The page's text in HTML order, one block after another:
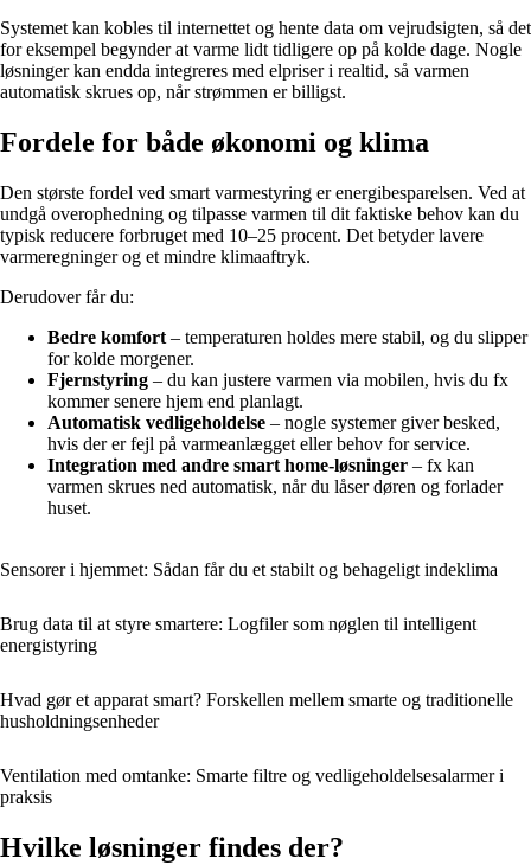
Systemet kan kobles til internettet og hente data om vejrudsigten, så det
for eksempel begynder at varme lidt tidligere op på kolde dage. Nogle
løsninger kan endda integreres med elpriser i realtid, så varmen
automatisk skrues op, når strømmen er billigst.
Fordele for både økonomi og klima
Den største fordel ved smart varmestyring er energibesparelsen. Ved at
undgå overophedning og tilpasse varmen til dit faktiske behov kan du
typisk reducere forbruget med 10–25 procent. Det betyder lavere
varmeregninger og et mindre klimaaftryk.
Derudover får du:
Bedre komfort – temperaturen holdes mere stabil, og du slipper
for kolde morgener.
Fjernstyring – du kan justere varmen via mobilen, hvis du fx
kommer senere hjem end planlagt.
Automatisk vedligeholdelse – nogle systemer giver besked,
hvis der er fejl på varmeanlægget eller behov for service.
Integration med andre smart home-løsninger – fx kan
varmen skrues ned automatisk, når du låser døren og forlader
huset.
Sensorer i hjemmet: Sådan får du et stabilt og behageligt indeklima
Brug data til at styre smartere: Logfiler som nøglen til intelligent
energistyring
Hvad gør et apparat smart? Forskellen mellem smarte og traditionelle
husholdningsenheder
Ventilation med omtanke: Smarte filtre og vedligeholdelsesalarmer i
praksis
Hvilke løsninger findes der?